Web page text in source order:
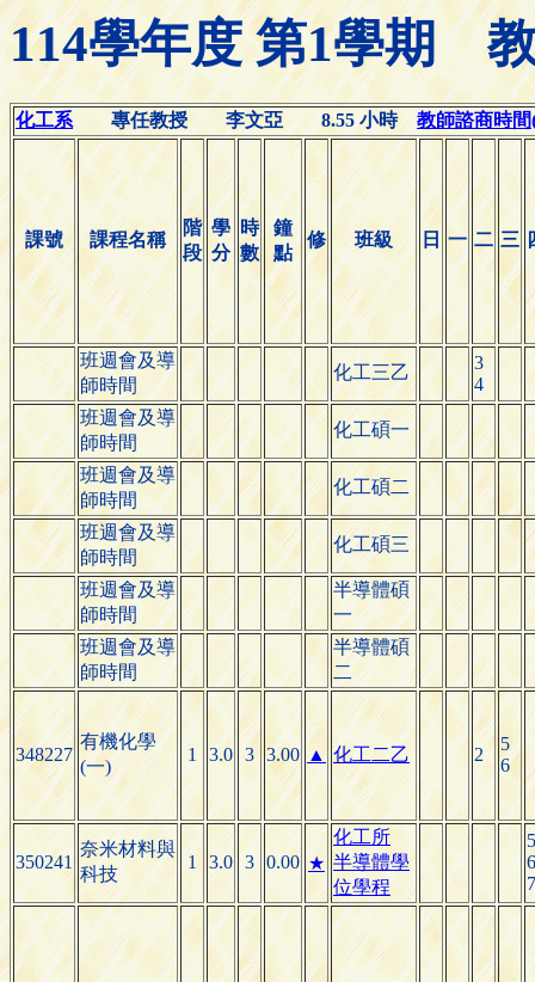
114學年度 第1學期
化工系專任教授 李文亞 8.55 小時教師諮商時
課號 課程名稱
階
段
學
分
時
數
鐘
點
修 班級 日 一 二 三
班週會及導
師時間
化工三乙
3
4
班週會及導
師時間
化工碩一
班週會及導
師時間
化工碩二
班週會及導
師時間
化工碩三
班週會及導
師時間
半導體碩
一
班週會及導
師時間
半導體碩
二
348227
有機化學
(一)
1 3.0 3 3.00 ▲ 化工二乙 2
5
6
350241
奈米材料與
科技
1 3.0 3 0.00 ★
化工所
半導體學
位學程
5
6
7